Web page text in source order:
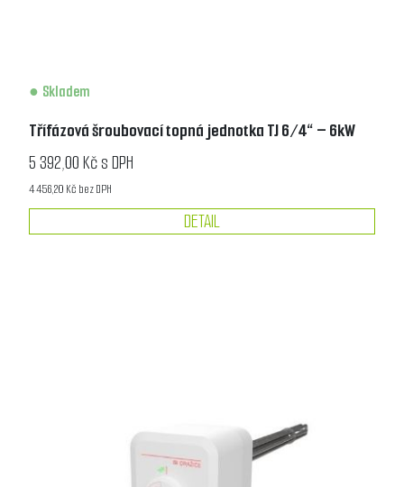
Skladem
Třífázová šroubovací topná jednotka TJ 6/4“ – 6kW
5 392,00 Kč s DPH
4 456,20 Kč bez DPH
DETAIL